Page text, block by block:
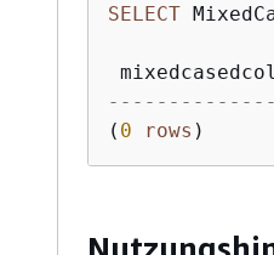
SELECT
( 0 rows )